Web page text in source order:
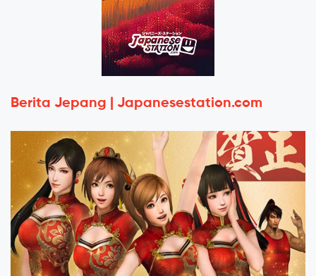
Berita Jepang | Japanesestation.com